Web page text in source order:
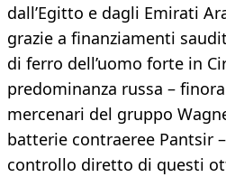
dall’Egitto e dagli Emirati
grazie a finanziamenti
di ferro dell’uomo forte in
predominanza russa –
mercenari del gruppo
batterie contraeree Pantsir
controllo diretto di questi